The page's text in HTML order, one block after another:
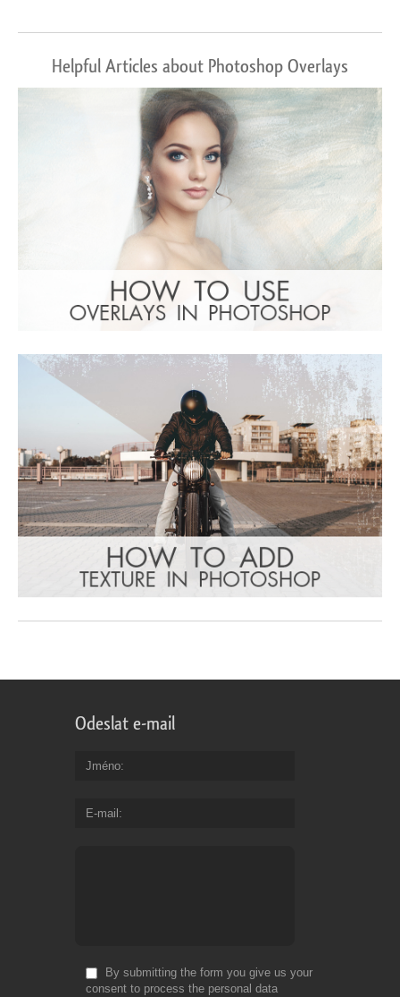
Helpful Articles about Photoshop Overlays
Odeslat e-mail
Jméno
E-mail
By submitting the form you give us your
consent to process the personal data